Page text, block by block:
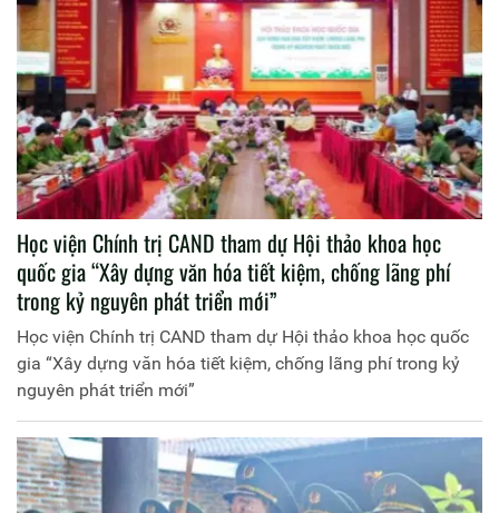
Học viện Chính trị CAND tham dự Hội thảo khoa học
quốc gia “Xây dựng văn hóa tiết kiệm, chống lãng phí
trong kỷ nguyên phát triển mới”
Học viện Chính trị CAND tham dự Hội thảo khoa học quốc
gia “Xây dựng văn hóa tiết kiệm, chống lãng phí trong kỷ
nguyên phát triển mới”